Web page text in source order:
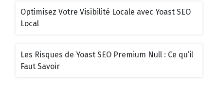
Optimisez Votre Visibilité Locale avec Yoast SEO
Local
Les Risques de Yoast SEO Premium Null : Ce qu’il
Faut Savoir